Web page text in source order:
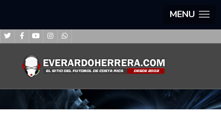
MENU